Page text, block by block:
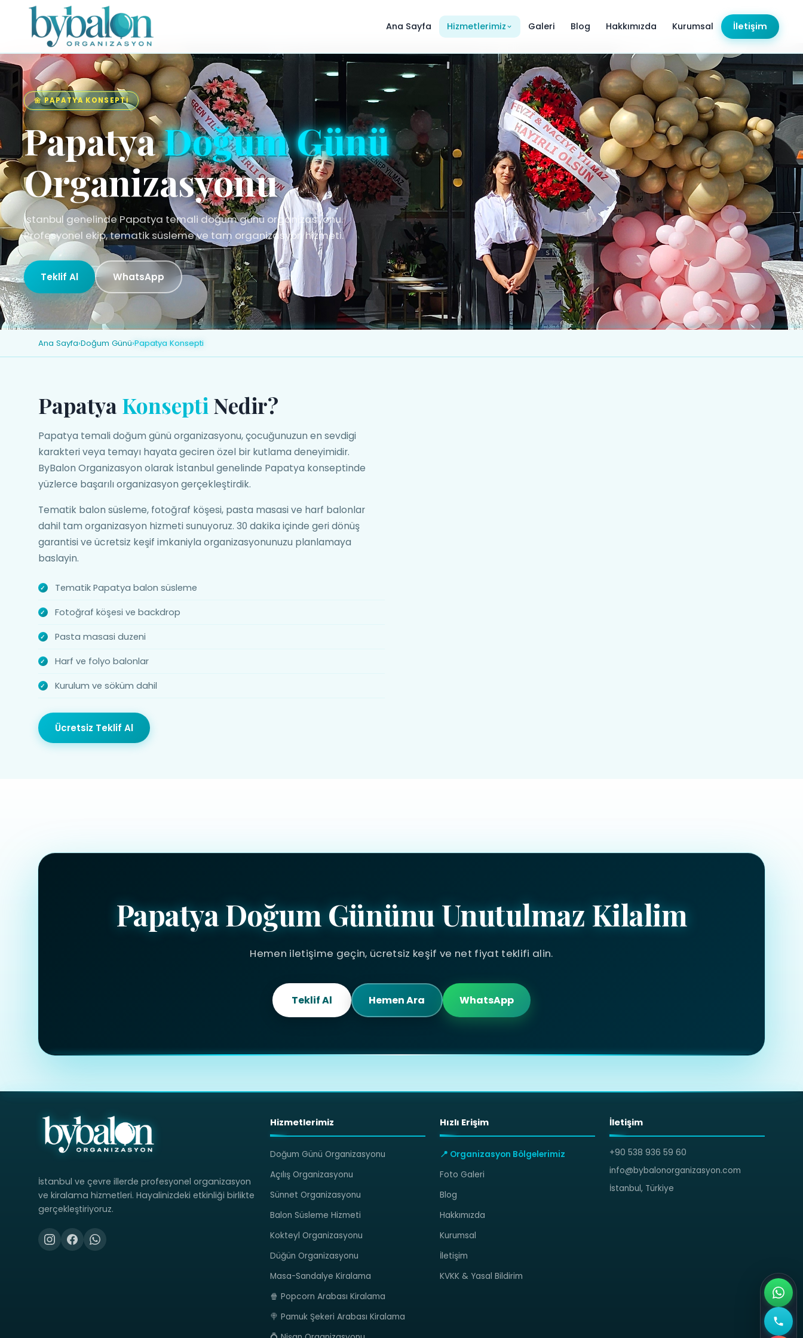
Ana Sayfa Hizmetlerimiz Galeri Blog Hakkımızda Kurumsal İletişim
🌼 PAPATYA KONSEPTI
PapatyaDoğum Günü
Organizasyonu
İstanbul genelinde Papatya temali doğum günü organizasyonu.
Profesyonel ekip, tematik süsleme ve tam organizasyon hizmeti.
Teklif Al WhatsApp
Ana Sayfa›Doğum Günü›Papatya Konsepti
PapatyaKonsepti Nedir?
Papatya temali doğum günü organizasyonu, çocuğunuzun en sevdigi
karakteri veya temayı hayata geciren özel bir kutlama deneyimidir.
ByBalon Organizasyon olarak İstanbul genelinde Papatya konseptinde
yüzlerce başarılı organizasyon gerçekleştirdik.
Tematik balon süsleme, fotoğraf köşesi, pasta masasi ve harf balonlar
dahil tam organizasyon hizmeti sunuyoruz. 30 dakika içinde geri dönüş
garantisi ve ücretsiz keşif imkaniyla organizasyonunuzu planlamaya
baslayin.
Tematik Papatya balon süsleme
Fotoğraf köşesi ve backdrop
Pasta masasi duzeni
Harf ve folyo balonlar
Kurulum ve söküm dahil
Ücretsiz Teklif Al
Papatya Doğum Gününu Unutulmaz Kilalim
Hemen iletişime geçin, ücretsiz keşif ve net fiyat teklifi alin.
Teklif Al Hemen Ara WhatsApp
İstanbul ve çevre illerde profesyonel organizasyon
ve kiralama hizmetleri. Hayalinizdeki etkinliği birlikte
gerçekleştiriyoruz.
Hizmetlerimiz
Doğum Günü Organizasyonu
Açılış Organizasyonu
Sünnet Organizasyonu
Balon Süsleme Hizmeti
Kokteyl Organizasyonu
Düğün Organizasyonu
Masa-Sandalye Kiralama
🍿 Popcorn Arabası Kiralama
🍭 Pamuk Şekeri Arabası Kiralama
Hızlı Erişim
📍 Organizasyon Bölgelerimiz
Foto Galeri
Blog
Hakkımızda
Kurumsal
İletişim
KVKK & Yasal Bildirim
İletişim
+90 538 936 59 60
info@bybalonorganizasyon.com
İstanbul, Türkiye